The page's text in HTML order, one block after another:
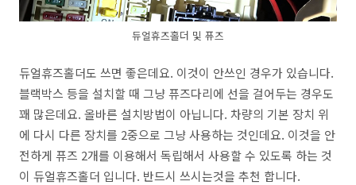
듀얼휴즈홀더 및 퓨즈
듀얼휴즈홀더도 쓰면 좋은데요. 이것이 안쓰인 경우가 있습니다.
블랙박스 등을 설치할 때 그냥 퓨즈다리에 선을 걸어두는 경우도
꽤 많은데요. 올바른 설치방법이 아닙니다. 차량의 기본 장치 위
에 다시 다른 장치를 2중으로 그냥 사용하는 것인데요. 이것을 안
전하게 퓨즈 2개를 이용해서 독립해서 사용할 수 있도록 하는 것
이 듀얼휴즈홀더 입니다. 반드시 쓰시는것을 추천 합니다.